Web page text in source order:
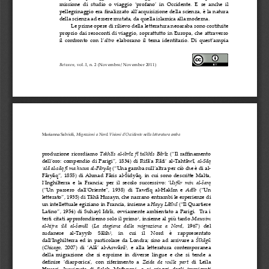
Between, vol.  I,  n.  2  (Novembre/  November  2011)
missione   di   studio   o   viaggio   ‘profano’   in   Occidente.   E   se   anche il
pellegrinaggio  era  finalizzato  all’acquisizione  della  scienza,  è  la  natura
della  scienza  ad  essere  mutata,  da  quella islamica  alla
  moderna.
Le  prime  opere  di  rilievo  della  letteratura  neoaraba  sono  costituite
proprio  dai  resoconti  di  viaggio,  soprattutto  in  Europa,  che  attraverso
il   confronto   con   l’altro
  elaborano  il  tema  identitario.  Di  quest’ampia
Marianna  Salvioli,
  Migrazioni  a  Nord.  Visioni  d’Occidente  nella  letteratura  araba
produzione  ricordiamo Takhlīs  al-­‐‑ibrīz  fī  talkhīs  Bārīz
  (“Il  raffinamento
dell’oro:  compendio  di  Parigi”,  1834)  di  Rifā‘a  Rāfi‘  al-­‐‑Tahtāwī, al-­‐‑Sāq
‘alā  al-­‐‑sāq  fī  ma  huwa  al-­‐‑Fāryāq
  (“Una  gamba  sull’altra  per  ciò  che  è  di  al
-­‐‑
Fāryāq”,  1855)  di  Ahmad  Fāris  al-­‐‑Šidyāq,  in  cui  sono  descritte  Malta,
l’Inghilterra   e   la   Francia;   per   il   secolo   successivo:   ‘Usfūr  min  al-­‐‑šarq
(“Un   passero   dall’Oriente”,   1938)   di   Tawfīq   al-­‐‑Hakīm   e Adīb
  (“Un
letterato”,  1935)  di  Tāhā  Husayn,  che  narrano  entrambi  le  esperienze  di
un  intellettuale  egiziano  in  Francia,  insieme  a Hayy  Lātīnī
  (“Il  Quartiere
Latino”,  1954)  di  Suhayl  Idrīs,  ovviamente  ambientato  a  Parigi.    Tra  i
testi  citati  approfondiremo  solo  il  primo 1,  insieme  al  più  tardo Mawsim
al-­‐‑hijra   ilā   al-­‐‑šamāl (La   stagione   della   migrazione   a   Nord,   1967)   del
sudanese    al-­‐‑Tayyib    Sālih2,    in    cui    il    Nord    è    rappresentato
dall’Inghilterra  ed  in  particolare  da  Londra;  sino  ad  arrivare  a Šīkāgū
(Chicago,   2007)   di   ‘Alā’   al-­‐‑Aswānī3,   e   alla   letteratura   contemporanea
della   migrazione   che   si   esprime   in   diverse   lingue   e   che
  si  tende  a
definire   ‘diasporica’,   con   riferimento   a Zeida   de   nulle   part
  di  Leïla